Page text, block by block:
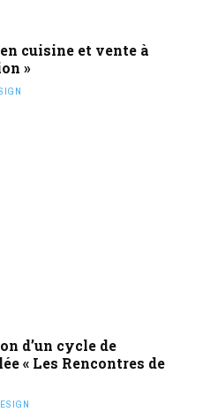
cuisine et vente à
»
d’un cycle de
« Les Rencontres de